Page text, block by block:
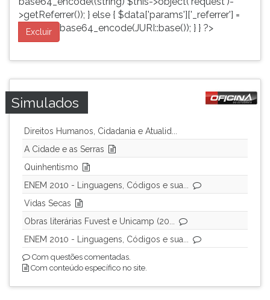
>getReferrer()); } else { $data['params']['_referrer'] =
base64_encode(JURI::base()); } } ?>
Excluir
Simulados
Direitos Humanos, Cidadania e Atualid...
A Cidade e as Serras
Quinhentismo
ENEM 2010 - Linguagens, Códigos e sua...
Vidas Secas
Obras literárias Fuvest e Unicamp (20...
ENEM 2010 - Linguagens, Códigos e sua...
Com questões comentadas.
Com conteúdo específico no site.